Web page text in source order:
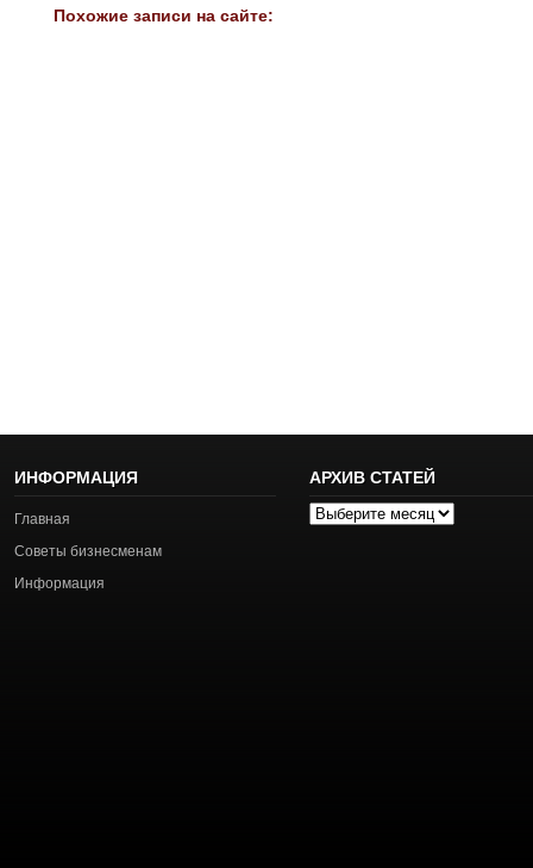
Похожие записи на сайте:
ИНФОРМАЦИЯ
Главная
Советы бизнесменам
Информация
АРХИВ СТАТЕЙ
Архив